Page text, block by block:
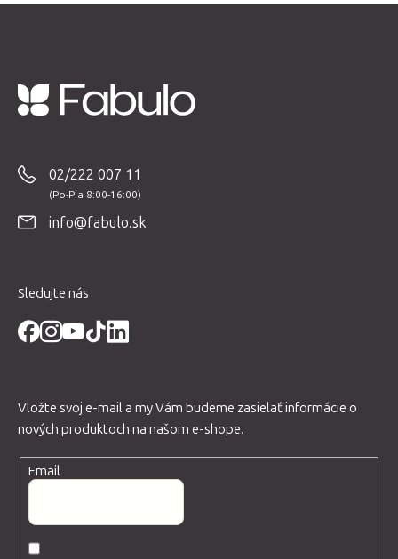
02/222 007 11
info@fabulo.sk
Sledujte nás
Vložte svoj e-mail a my Vám budeme zasielať informácie o
nových produktoch na našom e-shope.
Email